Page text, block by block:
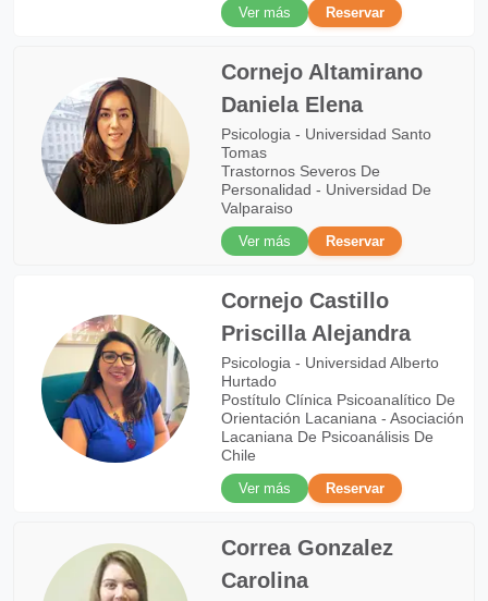
Ver más
Reservar
Cornejo Altamirano
Daniela Elena
Psicologia - Universidad Santo
Tomas
Trastornos Severos De
Personalidad - Universidad De
Valparaiso
Ver más
Reservar
Cornejo Castillo
Priscilla Alejandra
Psicologia - Universidad Alberto
Hurtado
Postítulo Clínica Psicoanalítico De
Orientación Lacaniana - Asociación
Lacaniana De Psicoanálisis De
Chile
Ver más
Reservar
Correa Gonzalez
Carolina